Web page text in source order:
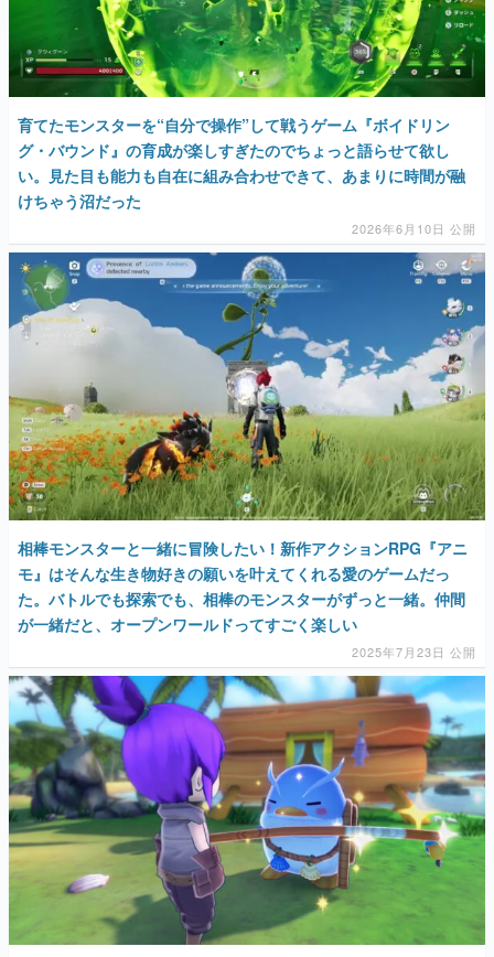
ゲームが変えた日本語
「経験値」「裏技」「ラスボス」… ゲームにまつわる言葉
の起源や用法の変遷を、コンピューター文化史研究家・タ
イニーP氏が徹底調査。
カテゴリ
特集記事
女性向け
アプリレビュー
電ファミニコゲーマーとは？
運営：株式会社マレ
育てたモンスターを“自分で操作”して戦うゲーム『ボイドリン
グ・バウンド』の育成が楽しすぎたのでちょっと語らせて欲し
い。見た目も能力も自在に組み合わせできて、あまりに時間が融
けちゃう沼だった
2026年6月10日 公開
相棒モンスターと一緒に冒険したい！新作アクションRPG『アニ
モ』はそんな生き物好きの願いを叶えてくれる愛のゲームだっ
た。バトルでも探索でも、相棒のモンスターがずっと一緒。仲間
が一緒だと、オープンワールドってすごく楽しい
2025年7月23日 公開